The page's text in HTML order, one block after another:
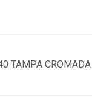
TAMPA